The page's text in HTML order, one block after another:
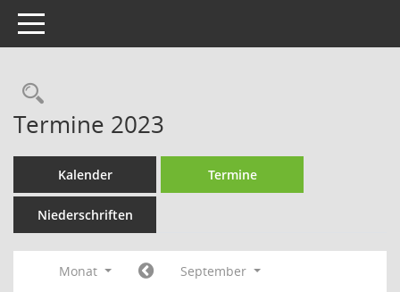
Toggle navigation
Rechercheauswahl
Termine 2023
Kalender Termine
Niederschriften
Monat
September